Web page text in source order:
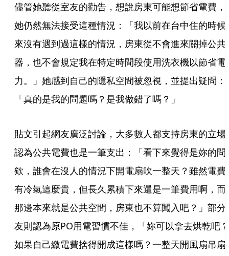
儘管她聽從室友的勸告，想說房東可能想節省電費，
她仍然無法接受這種情況：「我以前在台中住的時候
來沒有遇到過這樣的情況，房東從不會進來關掉公共
器，也不會規定我在特定時間段使用洗衣機以節省電
力。」她感到自己的隱私空間被忽視，並提出疑問：
「真的是我的問題嗎？是我做錯了嗎？」
貼文引起網友廣泛討論，大多數人都支持房東的立場
認為公共電費也是一筆支出：「看下來覺得是妳的問
欸，誰會在沒人的情況下開電扇吹一整天？雖然電費
有冷氣這麼貴，但長久累積下來還是一筆費用啊，而
那邊本來就是公共空間，房東也不算闖入吧？」部分
友則認為原PO用電習慣不佳，「妳可以拿去烘乾吧？
如果自己繳電費捨得開成這樣嗎？一整天開風扇吊扇